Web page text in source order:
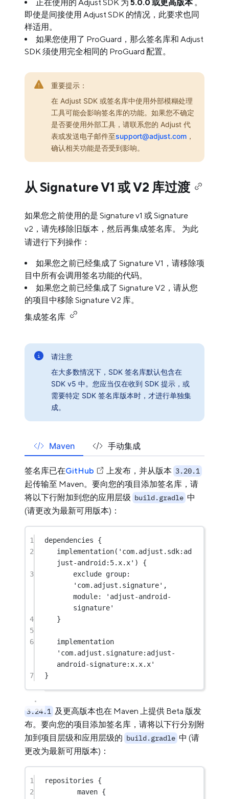
正在使用的 Adjust SDK 为 5.0.0 或更高版本。
即使是间接使用 Adjust SDK 的情况，此要求也同
样适用。
如果您使用了 ProGuard，那么签名库和 Adjust
SDK 须使用完全相同的 ProGuard 配置。
重要提示：
在 Adjust SDK 或签名库中使用外部模糊处理
工具可能会影响签名库的功能。如果您不确定
是否要使用外部工具，请联系您的 Adjust 代
表或发送电子邮件至support@adjust.com ，
确认相关功能是否受到影响。
从 Signature V1 或 V2 库过渡
如果您之前使用的是 Signature v1 或 Signature
v2，请先移除旧版本，然后再集成签名库。 为此
请进行下列操作：
如果您之前已经集成了 Signature V1，请移除项
目中所有会调用签名功能的代码。
如果您之前已经集成了 Signature V2，请从您
的项目中移除 Signature V2 库。
集成签名库
请注意
在大多数情况下，SDK 签名库默认包含在
SDK v5 中。您应当仅在收到 SDK 提示，或
需要特定 SDK 签名库版本时，才进行单独集
成。
Maven 手动集成
签名库已在GitHub 上发布，并从版本 3.20.1
起传输至 Maven。要向您的项目添加签名库，请
将以下行附加到您的应用层级 build.gradle 中
(请更改为最新可用版本)：
1
dependencies {
2
implementation( 'com.adjust.sdk:ad
just-android:5.x.x' ) {
3
exclude group
'com.adjust.signature'
module:
'adjust-android-
signature'
4
}
5
6
'com.adjust.signature:adjust-
android-signature:x.x.x'
7
}
3.24.1 及更高版本也在 Maven 上提供 Beta 版发
布。要向您的项目添加签名库，请将以下行分别附
加到项目层级和应用层级的 build.gradle 中 (请
更改为最新可用版本)：
1
repositories {
2
maven {